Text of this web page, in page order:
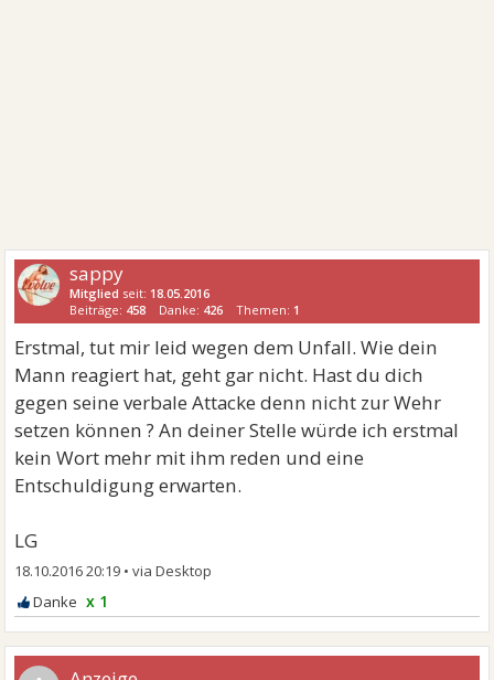
sappy
Mitglied seit: 18.05.2016
Beiträge: 458 Danke: 426 Themen: 1
Erstmal, tut mir leid wegen dem Unfall. Wie dein
Mann reagiert hat, geht gar nicht. Hast du dich
gegen seine verbale Attacke denn nicht zur Wehr
setzen können ? An deiner Stelle würde ich erstmal
kein Wort mehr mit ihm reden und eine
Entschuldigung erwarten.
LG
18.10.2016 20:19 •
x 1